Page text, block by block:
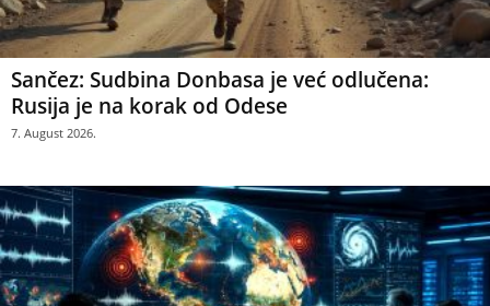
Sančez: Sudbina Donbasa je već odlučena:
Rusija je na korak od Odese
7. August 2026.